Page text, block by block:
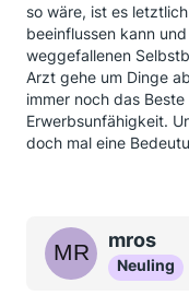
so wäre, ist es
beeinflussen kann
weggefallenen
Arzt gehe um Dinge
immer noch das
Erwerbsunfähigkeit.
doch mal eine
mros
Neuling